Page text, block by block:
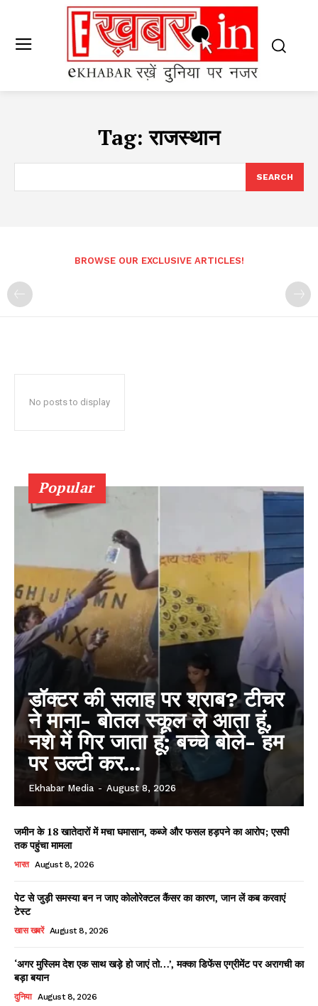
Tag:राजस्थान
SEARCH
BROWSE OUR EXCLUSIVE ARTICLES!
No posts to display
Popular
डॉक्टर की सलाह पर शराब? टीचर
ने माना- बोतल स्कूल ले आता हूं,
नशे में गिर जाता हूं; बच्चे बोले- हम
पर उल्टी कर...
Ekhabar Media - August 8, 2026
जमीन के 18 खातेदारों में मचा घमासान, कब्जे और फसल हड़पने का आरोप; एसपी
तक पहुंचा मामला
भारत August 8, 2026
पेट से जुड़ी समस्या बन न जाए कोलोरेक्टल कैंसर का कारण, जान लें कब करवाएं
टेस्ट
खास खबरें August 8, 2026
‘अगर मुस्लिम देश एक साथ खड़े हो जाएं तो…’, मक्का डिफेंस एग्रीमेंट पर अरागची का
बड़ा बयान
दुनिया August 8, 2026